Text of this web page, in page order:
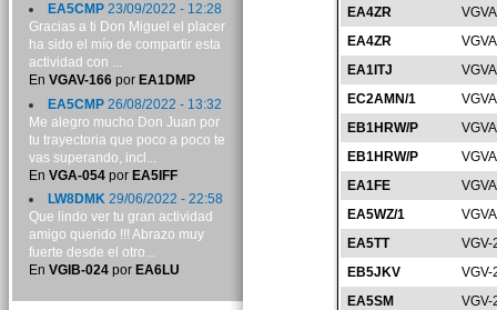
EA4ZR
EA4ZR
EA1ITJ
EC2AMN/1
EB1HRW/P
EB1HRW/P
EA1FE
EA5WZ/1
EA5TT
VGV-
EB5JKV
VGV-
EA5SM
VGV-
EA5CMP23/09/2022 - 12:28
Gracias a ti Don Miguel el placer
ha sido el mío de compartir esta
actividad con ...
En VGAV-166por EA1DMP
EA5CMP26/08/2022 - 13:32
Me alegro mucho Don Juan por
tu trayectoria que poco a poco te
vas superando, incl...
En VGA-054por EA5IFF
LW8DMK29/06/2022 - 22:58
Que lindo ver tu gran actividad
amigo querido !!! Abrazo muy
fuerte desde el otro...
En VGIB-024por EA6LU